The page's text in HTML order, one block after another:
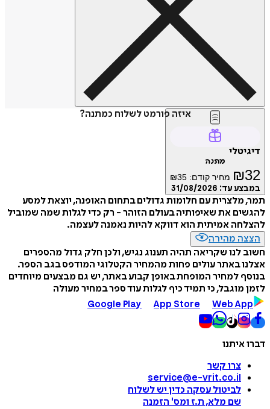
איזה פורמט לשלוח כמתנה?
דיגיטלי
מתנה
₪32 מחיר קודם: ₪35
במבצע עד: 31/08/2026
תמר, מלצרית עם חלומות גדולים בתחום האופנה, יוצאת למסע
להגשים את שאיפותיה בעולם הזוהר - רק כדי לגלות שמה שמוביל
להצלחה אמיתית הוא דווקא להיות נאמנה לעצמה.
הצצה מהירה
חשוב לנו שקריאה תהיה תענוג נגיש, ולכן חלק גדול מהספרים
אצלנו באתר עולים פחות מהמחיר הקטלוגי המודפס בגב הספר.
בנוסף למחיר המופחת באופן קבוע באתר, יש גם מבצעים מיוחדים
לזמן מוגבל, כי תמיד כיף לגלות עוד ספר במחיר מעולה
Google Play
App Store Web App
דברו איתנו
צרו קשר
service@e-vrit.co.il
לביטול עסקה כדין יש לשלוח
שם מלא, ת.ז ומס' הזמנה